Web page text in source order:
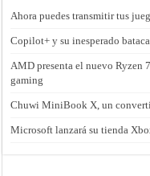
Ahora puedes transmitir tus
Copilot+ y su inesperado
AMD presenta el nuevo Ryzen
gaming
Chuwi MiniBook X, un
Microsoft lanzará su tienda